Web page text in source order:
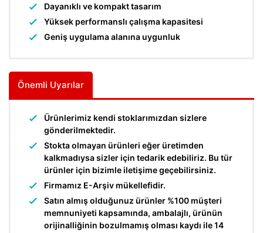
Dayanıklı ve kompakt tasarım
Yüksek performanslı çalışma kapasitesi
Geniş uygulama alanına uygunluk
Önemli Uyarılar
Ürünlerimiz kendi stoklarımızdan sizlere
gönderilmektedir.
Stokta olmayan ürünleri eğer üretimden
kalkmadıysa sizler için tedarik edebiliriz. Bu tür
ürünler için bizimle iletişime geçebilirsiniz.
Firmamız E-Arşiv mükellefidir.
Satın almış olduğunuz ürünler %100 müşteri
memnuniyeti kapsamında, ambalajlı, ürünün
orijinalliğinin bozulmamış olması kaydı ile 14